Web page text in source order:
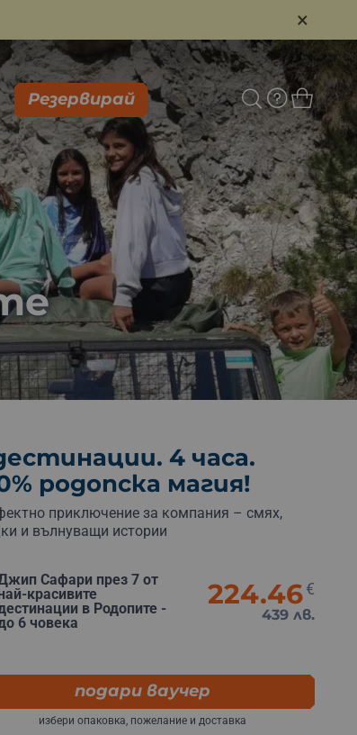
×
Резервирай
4 часа.
родопска магия!
приключение за компания – смях,
и вълнуващи истории
Сафари през 7 от
красивите
в Родопите -
6 човека
224.46€
439 лв.
подари ваучер
избери опаковка, пожелание и доставка